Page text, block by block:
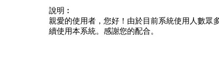
說明︰
親愛的使用者，您好！由於目前系統使用人數眾
續使用本系統。感謝您的配合。